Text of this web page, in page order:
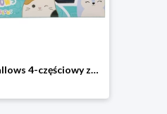
Squishmallows 4-częściowy zestaw Micromallows w różnych kolorach - 6+ rozmiar: onesize